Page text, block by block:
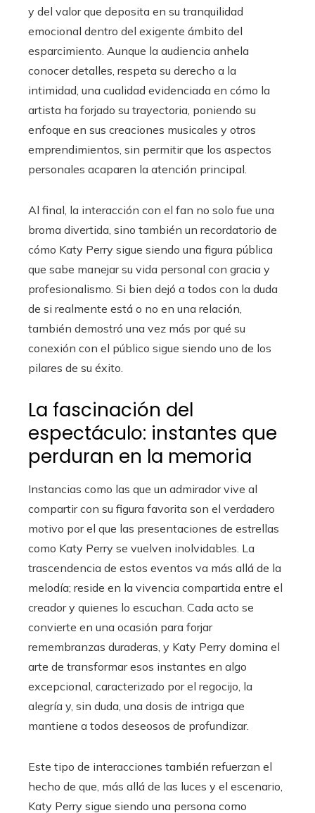
y del valor que deposita en su tranquilidad
emocional dentro del exigente ámbito del
esparcimiento. Aunque la audiencia anhela
conocer detalles, respeta su derecho a la
intimidad, una cualidad evidenciada en cómo la
artista ha forjado su trayectoria, poniendo su
enfoque en sus creaciones musicales y otros
emprendimientos, sin permitir que los aspectos
personales acaparen la atención principal.
Al final, la interacción con el fan no solo fue una
broma divertida, sino también un recordatorio de
cómo Katy Perry sigue siendo una figura pública
que sabe manejar su vida personal con gracia y
profesionalismo. Si bien dejó a todos con la duda
de si realmente está o no en una relación,
también demostró una vez más por qué su
conexión con el público sigue siendo uno de los
pilares de su éxito.
La fascinación del
espectáculo: instantes que
perduran en la memoria
Instancias como las que un admirador vive al
compartir con su figura favorita son el verdadero
motivo por el que las presentaciones de estrellas
como Katy Perry se vuelven inolvidables. La
trascendencia de estos eventos va más allá de la
melodía; reside en la vivencia compartida entre el
creador y quienes lo escuchan. Cada acto se
convierte en una ocasión para forjar
remembranzas duraderas, y Katy Perry domina el
arte de transformar esos instantes en algo
excepcional, caracterizado por el regocijo, la
alegría y, sin duda, una dosis de intriga que
mantiene a todos deseosos de profundizar.
Este tipo de interacciones también refuerzan el
hecho de que, más allá de las luces y el escenario,
Katy Perry sigue siendo una persona como